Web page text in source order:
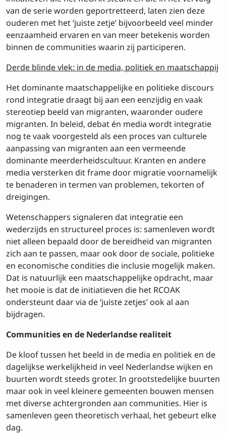
van de serie worden geportretteerd, laten zien deze
ouderen met het ‘juiste zetje’ bijvoorbeeld veel minder
eenzaamheid ervaren en van meer betekenis worden
binnen de communities waarin zij participeren.
Derde blinde vlek: in de media, politiek en maatschappij
Het dominante maatschappelijke en politieke discours
rond integratie draagt bij aan een eenzijdig en vaak
stereotiep beeld van migranten, waaronder oudere
migranten. In beleid, debat én media wordt integratie
nog te vaak voorgesteld als een proces van culturele
aanpassing van migranten aan een vermeende
dominante meerderheidscultuur. Kranten en andere
media versterken dit frame door migratie voornamelijk
te benaderen in termen van problemen, tekorten of
dreigingen.
Wetenschappers signaleren dat integratie een
wederzijds en structureel proces is: samenleven wordt
niet alleen bepaald door de bereidheid van migranten
zich aan te passen, maar ook door de sociale, politieke
en economische condities die inclusie mogelijk maken.
Dat is natuurlijk een maatschappelijke opdracht, maar
het mooie is dat de initiatieven die het RCOAK
ondersteunt daar via de ‘juiste zetjes’ ook al aan
bijdragen.
Communities en de Nederlandse realiteit
De kloof tussen het beeld in de media en politiek en de
dagelijkse werkelijkheid in veel Nederlandse wijken en
buurten wordt steeds groter. In grootstedelijke buurten
maar ook in veel kleinere gemeenten bouwen mensen
met diverse achtergronden aan communities. Hier is
samenleven geen theoretisch verhaal, het gebeurt elke
dag.